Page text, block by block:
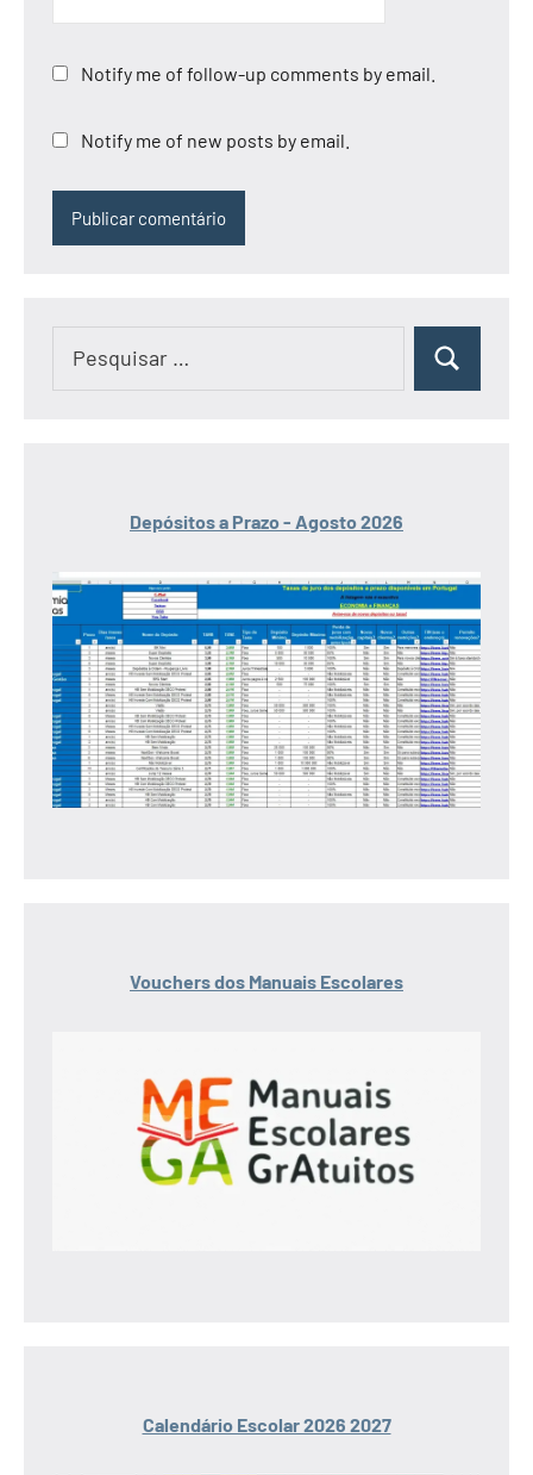
Notify me of follow-up comments by email.
Notify me of new posts by email.
Pesquisar
Depósitos a Prazo - Agosto 2026
Vouchers dos Manuais Escolares
Calendário Escolar 2026 2027